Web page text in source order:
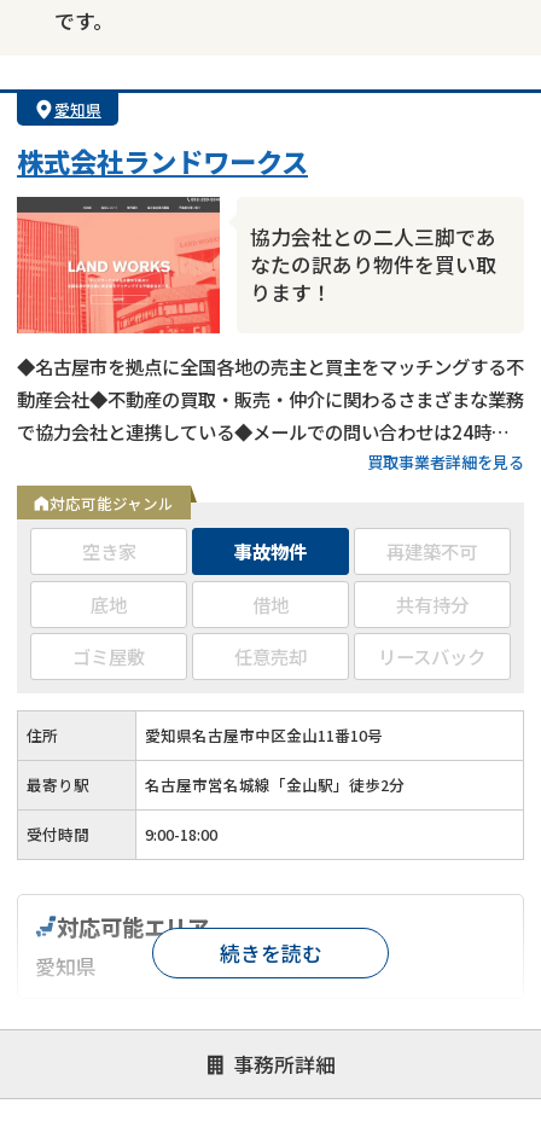
です。
愛知県
株式会社ランドワークス
協力会社との二人三脚であ
なたの訳あり物件を買い取
ります！
◆名古屋市を拠点に全国各地の売主と買主をマッチングする不
動産会社◆不動産の買取・販売・仲介に関わるさまざまな業務
で協力会社と連携している◆メールでの問い合わせは24時間
買取事業者詳細を見る
対応可能ジャンル
空き家 事故物件
再建築不可
底地
借地
共有持分
ゴミ屋敷
任意売却 リースバック
住所 愛知県名古屋市中区金山11番10号
最寄り駅 名古屋市営名城線「金山駅」徒歩2分
受付時間 9:00-18:00
事務所詳細
対応可能エリア
愛知県
対応が親身 オンライン面談可能
レスポンスが早い
1億円以上の買取可
続きを読む